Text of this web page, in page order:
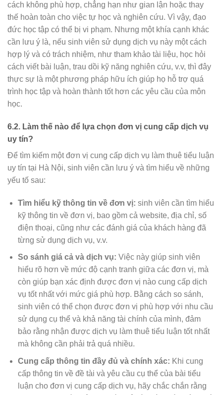
cách không phù hợp, chẳng hạn như gian lận hoặc thay
thế hoàn toàn cho việc tự học và nghiên cứu. Vì vậy, đạo
đức học tập có thể bị vi phạm. Nhưng một khía cạnh khác
cần lưu ý là, nếu sinh viên sử dụng dịch vụ này một cách
hợp lý và có trách nhiệm, như tham khảo tài liệu, học hỏi
cách viết bài luận, trau dồi kỹ năng nghiên cứu, v.v, thì đây
thực sự là một phương pháp hữu ích giúp họ hỗ trợ quá
trình học tập và hoàn thành tốt hơn các yêu cầu của môn
học.
6.2. Làm thế nào để lựa chọn đơn vị cung cấp dịch vụ
uy tín?
Để tìm kiếm một đơn vị cung cấp dịch vụ làm thuê tiểu luận
uy tín tại Hà Nội, sinh viên cần lưu ý và tìm hiểu về những
yếu tố sau:
Tìm hiểu kỹ thông tin về đơn vị: sinh viên cần tìm hiểu
kỹ thông tin về đơn vị, bao gồm cả website, địa chỉ, số
điện thoại, cũng như các đánh giá của khách hàng đã
từng sử dụng dịch vụ, v.v.
So sánh giá cả và dịch vụ: Việc này giúp sinh viên
hiểu rõ hơn về mức độ cạnh tranh giữa các đơn vị, mà
còn giúp bạn xác định được đơn vị nào cung cấp dịch
vụ tốt nhất với mức giá phù hợp. Bằng cách so sánh,
sinh viên có thể chọn được đơn vị phù hợp với nhu cầu
sử dụng cụ thể và khả năng tài chính của mình, đảm
bảo rằng nhận được dịch vụ làm thuê tiểu luận tốt nhất
mà không cần phải trả quá nhiều.
Cung cấp thông tin đầy đủ và chính xác: Khi cung
cấp thông tin về đề tài và yêu cầu cụ thể của bài tiểu
luận cho đơn vị cung cấp dịch vụ, hãy chắc chắn rằng